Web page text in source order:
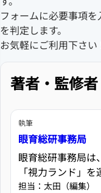
フォームに必要事項
を判定します。
お気軽にご利用下さい
著者・監修
執筆
眼育総研事務局
眼育総研事務局は
「視力ランド」を
担当：太田（編集）